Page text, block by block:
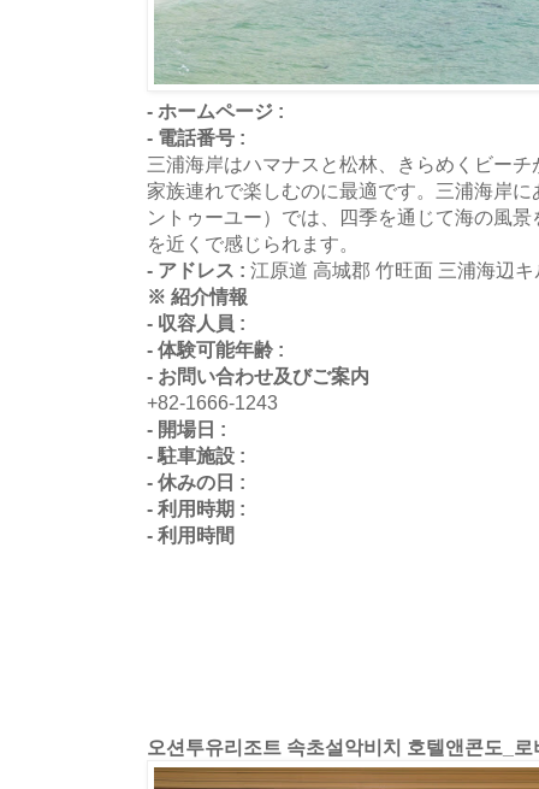
- ホームページ :
- 電話番号 :
三浦海岸はハマナスと松林、きらめくビー
家族連れで楽しむのに最適です。三浦海岸
ントゥーユー）では、四季を通じて海の風
を近くで感じられます。
- アドレス : 江原道 高城郡 竹旺面 三浦海辺キ
※ 紹介情報
- 収容人員 :
- 体験可能年齢 :
- お問い合わせ及びご案内
+82-1666-1243
- 開場日 :
- 駐車施設 :
- 休みの日 :
- 利用時期 :
- 利用時間
오션투유리조트 속초설악비치 호텔앤콘도_로